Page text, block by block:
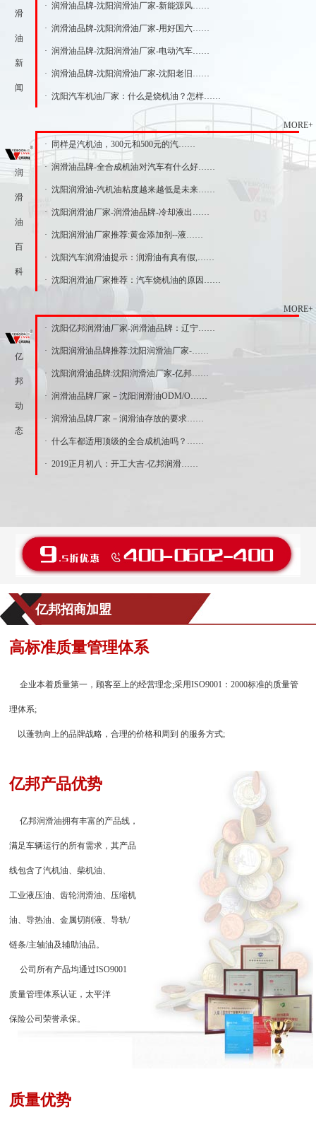
滑
油
新
闻
· 润滑油品牌-沈阳润滑油厂家-新能源风……
· 润滑油品牌-沈阳润滑油厂家-用好国六……
· 润滑油品牌-沈阳润滑油厂家-电动汽车……
· 润滑油品牌-沈阳润滑油厂家-沈阳老旧……
· 沈阳汽车机油厂家：什么是烧机油？怎样……
MORE+
润
滑
油
百
科
· 同样是汽机油，300元和500元的汽……
· 润滑油品牌-全合成机油对汽车有什么好……
· 沈阳润滑油-汽机油粘度越来越低是未来……
· 沈阳润滑油厂家-润滑油品牌-冷却液出……
· 沈阳润滑油厂家推荐:黄金添加剂--液……
· 沈阳汽车润滑油提示：润滑油有真有假,……
· 沈阳润滑油厂家推荐：汽车烧机油的原因……
MORE+
亿
邦
动
态
· 沈阳亿邦润滑油厂家-润滑油品牌：辽宁……
· 沈阳润滑油品牌推荐:沈阳润滑油厂家-……
· 沈阳润滑油品牌:沈阳润滑油厂家-亿邦……
· 润滑油品牌厂家－沈阳润滑油ODM/O……
· 润滑油品牌厂家－润滑油存放的要求……
· 什么车都适用顶级的全合成机油吗？……
· 2019正月初八：开工大吉-亿邦润滑……
亿邦招商加盟
高标准质量管理体系
企业本着质量第一，顾客至上的经营理念;采用ISO9001：2000标准的质量管
理体系;
以蓬勃向上的品牌战略，合理的价格和周到 的服务方式;
亿邦产品优势
亿邦润滑油拥有丰富的产品线，
满足车辆运行的所有需求，其产品
线包含了汽机油、柴机油、
工业液压油、齿轮润滑油、压缩机
油、导热油、金属切削液、导轨/
链条/主轴油及辅助油品。
公司所有产品均通过ISO9001
质量管理体系认证，太平洋
保险公司荣誉承保。
质量优势